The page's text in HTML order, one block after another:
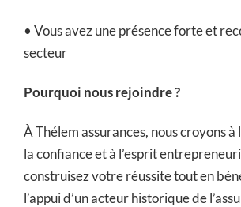
• Vous avez une présence forte et
secteur
Pourquoi nous rejoindre ?
À Thélem assurances, nous croyons à
la confiance et à l’esprit
construisez votre réussite tout en
l’appui d’un acteur historique de